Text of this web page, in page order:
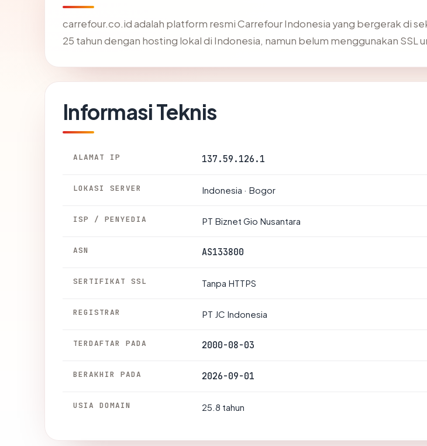
carrefour.co.id adalah platform resmi Carrefour Indonesia yang bergerak di
25 tahun dengan hosting lokal di Indonesia, namun belum menggunakan SSL
Informasi Teknis
ALAMAT IP 137.59.126.1
LOKASI SERVER Indonesia · Bogor
ISP / PENYEDIA PT Biznet Gio Nusantara
ASN AS133800
SERTIFIKAT SSL Tanpa HTTPS
REGISTRAR PT JC Indonesia
TERDAFTAR PADA 2000-08-03
BERAKHIR PADA 2026-09-01
USIA DOMAIN 25.8 tahun